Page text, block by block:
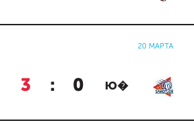
20 МАРТА
3 : 0 Ю�